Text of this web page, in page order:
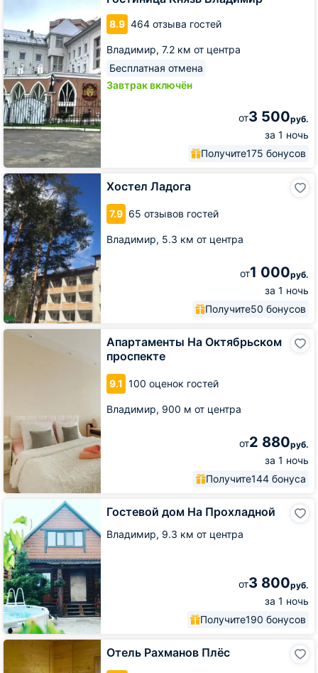
8.9 464 отзыва гостей
Владимир, 7.2 км от центра
Бесплатная отмена
Завтрак включён
от3 500руб.
за 1 ночь
Получите175 бонусов
Хостел Ладога
7.9 65 отзывов гостей
Владимир, 5.3 км от центра
от1 000руб.
за 1 ночь
Получите50 бонусов
Хостел
Ладога
Апартаменты На Октябрьском
проспекте
9.1 100 оценок гостей
Владимир, 900 м от центра
от2 880руб.
за 1 ночь
Получите144 бонуса
Апартаменты
Гостевой дом На Прохладной
Владимир, 9.3 км от центра
от3 800руб.
за 1 ночь
Получите190 бонусов
дом
На
Прохладной
Отель Рахманов Плёс
Отель
Рахманов